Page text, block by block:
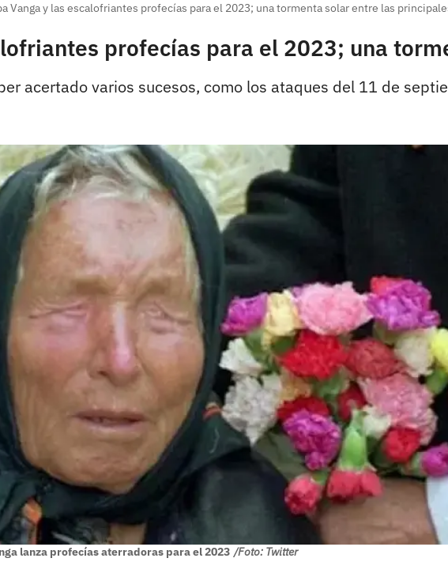
Vanga y las escalofriantes profecías para el 2023; una tormenta solar entre las
profecías para el 2023; una
acertado varios sucesos, como los ataques del 11 de
lanza profecías aterradoras para el 2023 /Foto: Twitter